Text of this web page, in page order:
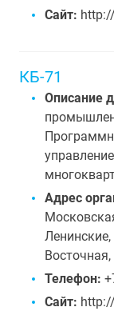
Сайт:
КБ-71
Описание
Адрес
Восточная,
Телефон:
Сайт: